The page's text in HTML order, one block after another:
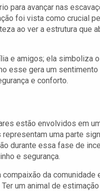
para avançar nas
foi vista como crucial
ao ver a estrutura que
e amigos; ela simboliza o
esse gera um
e conforto.
estão envolvidos em
uma parte
durante essa fase de
e segurança.
da
um animal de